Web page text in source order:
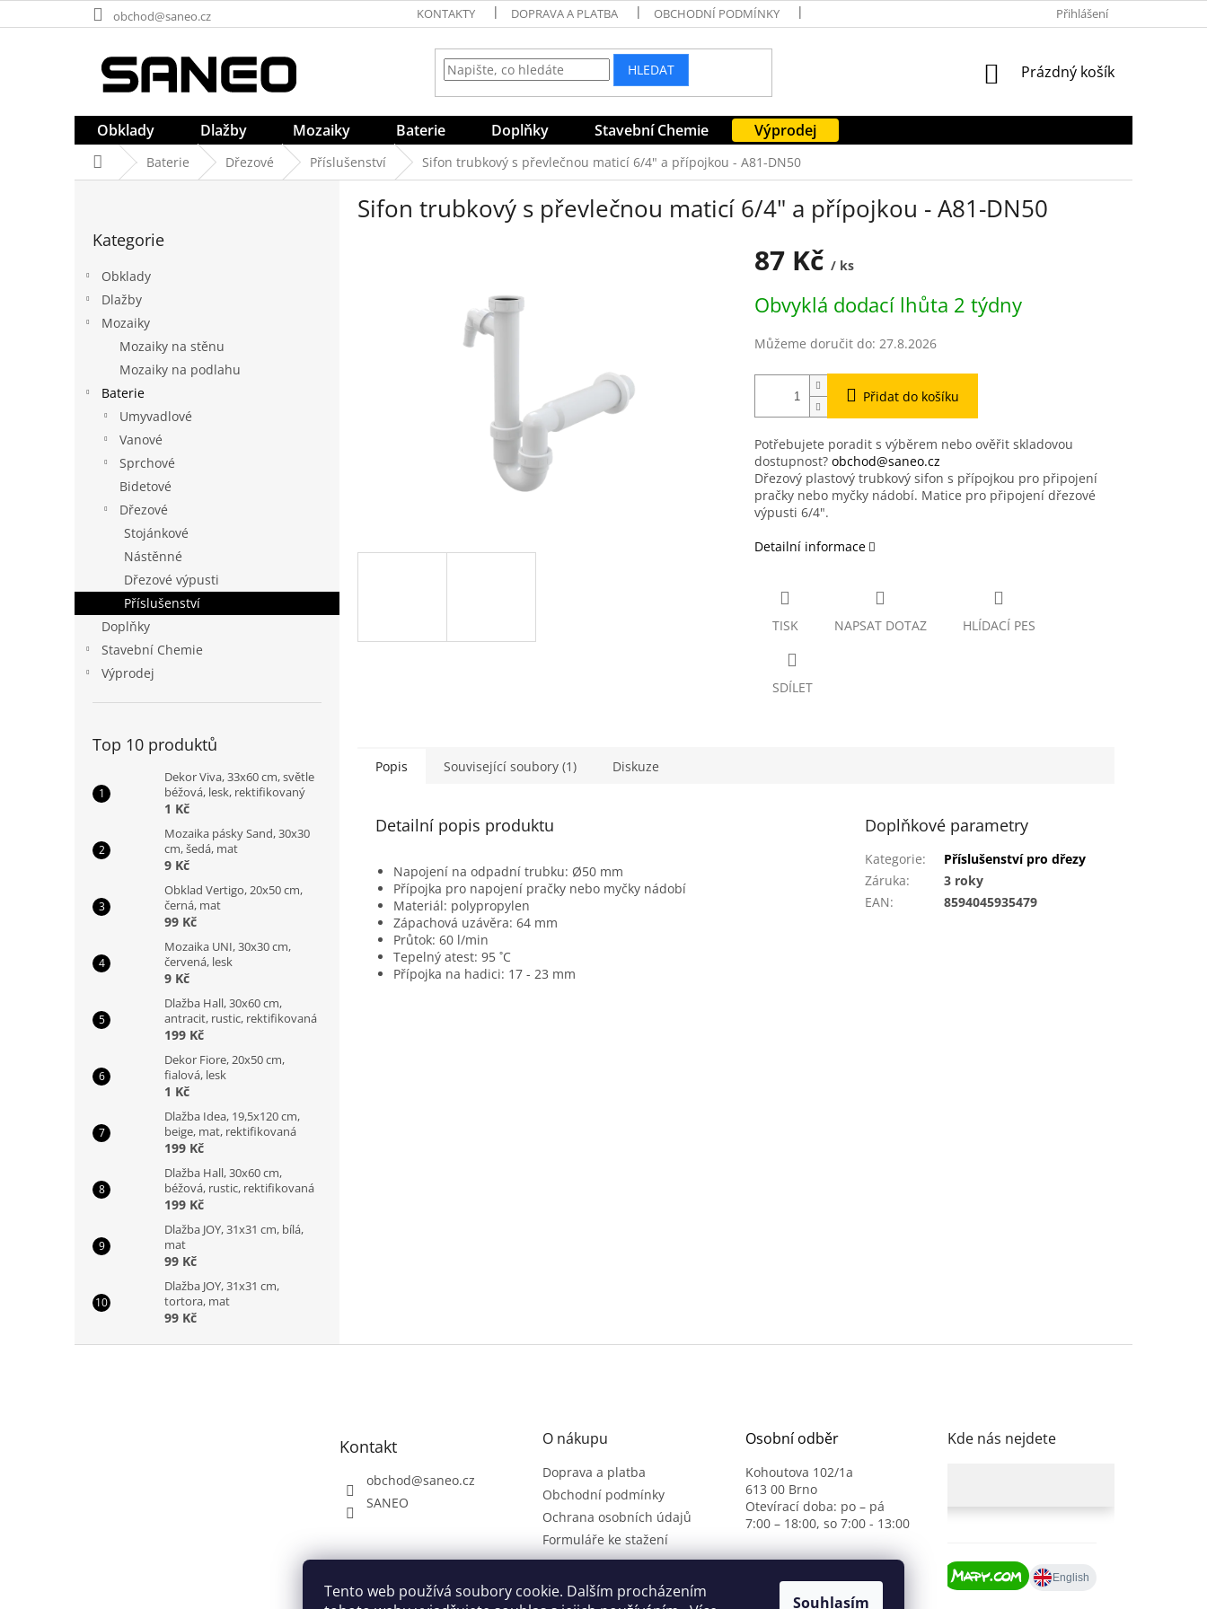
Tento web používá soubory cookie. Dalším procházením
Souhlasím
na
obchod@saneo.cz KONTAKTY DOPRAVA A PLATBA OBCHODNÍ PODMÍNKY FORMULÁŘE KE STAŽENÍ
Přihlášení
HLEDAT
NÁKUPNÍ
Prázdný košík
Obklady Dlažby Mozaiky Baterie Doplňky Stavební Chemie Výprodej
Domů Baterie Dřezové Příslušenství Sifon trubkový s převlečnou maticí 6/4" a přípojkou - A81-DN50
kategorie
Kategorie
Obklady
Dlažby
Mozaiky
Mozaiky na stěnu
Mozaiky na podlahu
Baterie
Umyvadlové
Vanové
Sprchové
Bidetové
Dřezové
Stojánkové
Nástěnné
Dřezové výpusti
Příslušenství
Doplňky
Stavební Chemie
Výprodej
Top 10 produktů
Dekor Viva, 33x60 cm, světle
béžová, lesk, rektifikovaný
1 Kč
Mozaika pásky Sand, 30x30
cm, šedá, mat
9 Kč
Obklad Vertigo, 20x50 cm,
černá, mat
99 Kč
Mozaika UNI, 30x30 cm,
červená, lesk
9 Kč
Dlažba Hall, 30x60 cm,
antracit, rustic, rektifikovaná
199 Kč
Dekor Fiore, 20x50 cm,
fialová, lesk
1 Kč
Dlažba Idea, 19,5x120 cm,
beige, mat, rektifikovaná
199 Kč
Dlažba Hall, 30x60 cm,
béžová, rustic, rektifikovaná
199 Kč
Dlažba JOY, 31x31 cm, bílá,
mat
99 Kč
Dlažba JOY, 31x31 cm,
tortora, mat
99 Kč
Sifon trubkový s převlečnou maticí 6/4" a přípojkou - A81-DN50
87 Kč / ks
cena:
Obvyklá dodací lhůta 2 týdny
Můžeme doručit do: 27.8.2026
Přidat do košíku
Potřebujete poradit s výběrem nebo ověřit skladovou
dostupnost? obchod@saneo.cz
Dřezový plastový trubkový sifon s přípojkou pro připojení
pračky nebo myčky nádobí. Matice pro připojení dřezové
výpusti 6/4".
Detailní informace
TISK NAPSAT DOTAZ HLÍDACÍ PES
SDÍLET
Popis Související soubory (1) Diskuze
Detailní popis produktu
Napojení na odpadní trubku: Ø50 mm
Přípojka pro napojení pračky nebo myčky nádobí
Materiál: polypropylen
Zápachová uzávěra: 64 mm
Průtok: 60 l/min
Tepelný atest: 95 ˚C
Přípojka na hadici: 17 - 23 mm
Doplňkové parametry
Kategorie:
Příslušenství pro dřezy
Záruka:
3 roky
EAN: 8594045935479
Kontakt
obchod@saneo.cz
SANEO
O nákupu
Doprava a platba
Obchodní podmínky
Ochrana osobních údajů
Formuláře ke stažení
Osobní odběr
Kohoutova 102/1a
613 00 Brno
Otevírací doba: po – pá
7:00 – 18:00, so 7:00 - 13:00
Kde nás nejdete